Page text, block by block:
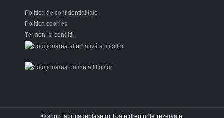
Politica de confidentialitate
Politica cookies
Termeni si conditii
© shop.fabricadeplase.ro Toate drepturile rezervate